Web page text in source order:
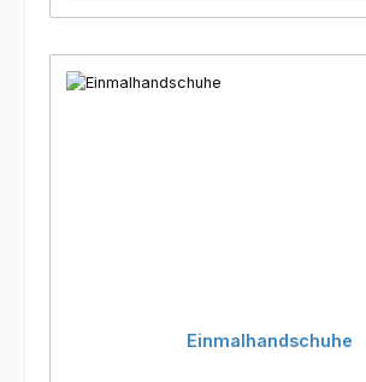
Einmalhandschuhe